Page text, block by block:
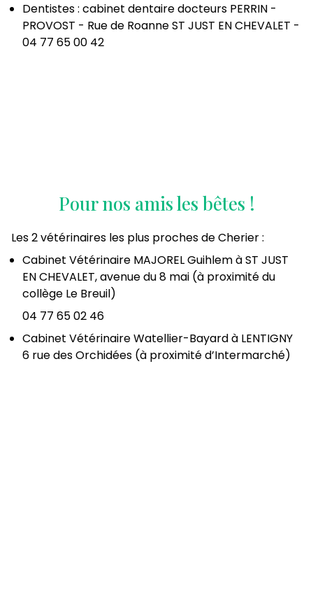
Dentistes : cabinet dentaire docteurs PERRIN -
PROVOST - Rue de Roanne ST JUST EN CHEVALET -
04 77 65 00 42
Pour nos amis les bêtes !
Les 2 vétérinaires les plus proches de Cherier :
Cabinet Vétérinaire MAJOREL Guihlem à ST JUST
EN CHEVALET, avenue du 8 mai (à proximité du
collège Le Breuil)
04 77 65 02 46
Cabinet Vétérinaire Watellier-Bayard à LENTIGNY
6 rue des Orchidées (à proximité d’Intermarché)